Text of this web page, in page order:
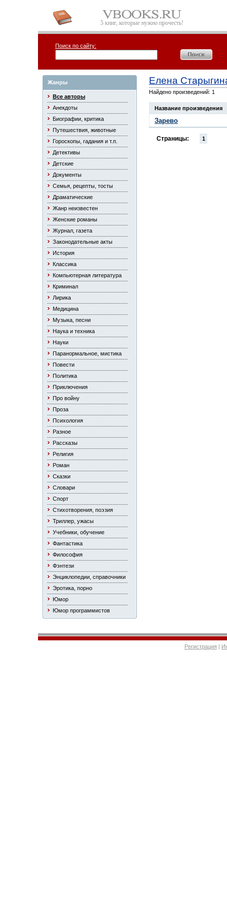
5 книг, которые нужно прочесть!
Поиск по сайту:
Жанры
Все авторы
Анекдоты
Биографии, критика
Путешествия, животные
Гороскопы, гадания и т.п.
Детективы
Детские
Документы
Семья, рецепты, тосты
Драматические
Жанр неизвестен
Женские романы
Журнал, газета
Законодательные акты
История
Классика
Компьютерная литература
Криминал
Лирика
Медицина
Музыка, песни
Наука и техника
Науки
Паранормальное, мистика
Повести
Политика
Приключения
Про войну
Проза
Психология
Разное
Рассказы
Религия
Роман
Сказки
Словари
Спорт
Стихотворения, поэзия
Триллер, ужасы
Учебники, обучение
Фантастика
Философия
Фэнтези
Энциклопедии, справочники
Эротика, порно
Юмор
Юмор программистов
Елена
Найдено произведений: 1
Название произведения
Зарево
Страницы: 1
Регистрация |